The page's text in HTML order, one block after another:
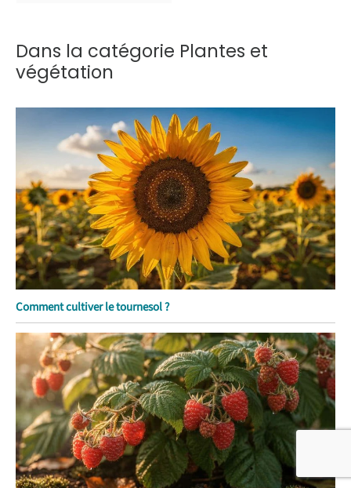
Dans la catégorie Plantes et
végétation
Comment cultiver le tournesol ?